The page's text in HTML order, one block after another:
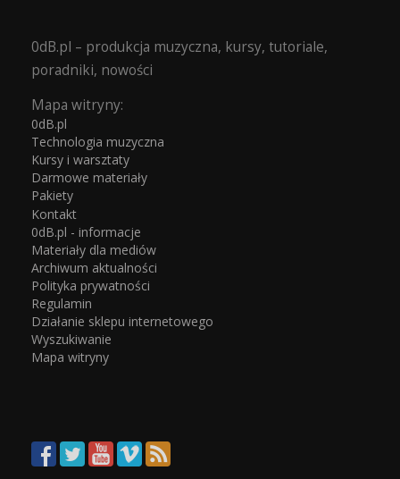
0dB.pl – produkcja muzyczna, kursy, tutoriale,
poradniki, nowości
Mapa witryny:
0dB.pl
Technologia muzyczna
Kursy i warsztaty
Darmowe materiały
Pakiety
Kontakt
0dB.pl - informacje
Materiały dla mediów
Archiwum aktualności
Polityka prywatności
Regulamin
Działanie sklepu internetowego
Wyszukiwanie
Mapa witryny